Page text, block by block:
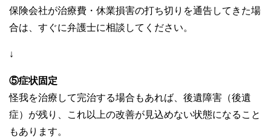
保険会社が治療費・休業損害の打ち切りを通告してきた場
合は、すぐに弁護士に相談してください。
↓
⑤症状固定
怪我を治療して完治する場合もあれば、後遺障害（後遺
症）が残り、これ以上の改善が見込めない状態になること
もあります。